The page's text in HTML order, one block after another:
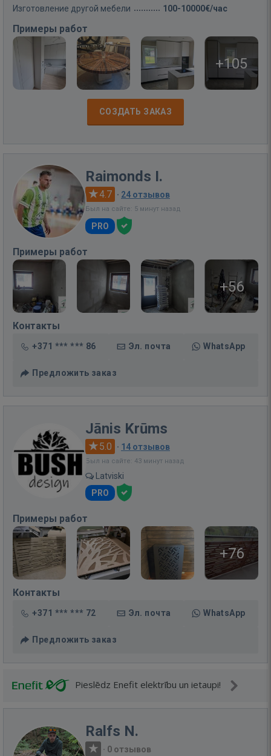
Изготовление другой мебели 100-10000€/час
Примеры работ
+105
СОЗДАТЬ ЗАКАЗ
Raimonds I.
4.7 · 24 отзывов
Был на сайте: 5 минут назад
PRO
Примеры работ
+56
Контакты
+371 *** *** 86 Эл. почта WhatsApp
Предложить заказ
Jānis Krūms
5.0 · 14 отзывов
Был на сайте: 43 минут назад
Latviski
PRO
Примеры работ
+76
Контакты
+371 *** *** 72 Эл. почта WhatsApp
Предложить заказ
Pieslēdz Enefit elektrību un ietaupi!
Ralfs N.
· 0 отзывов